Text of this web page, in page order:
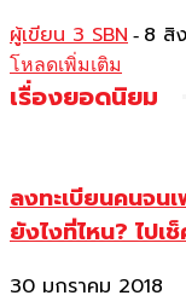
ผู้เขียน 3 SBN - 8 สิ
โหลดเพิ่มเติม
เรื่องยอดนิยม
ลงทะเบียนคนจน
ยังไงที่ไหน? ไปเ
30 มกราคม 2018